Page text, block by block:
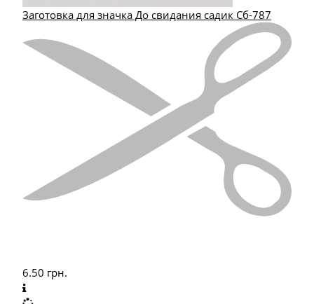
Заготовка для значка До свидания садик Сб-787
6.50 грн.